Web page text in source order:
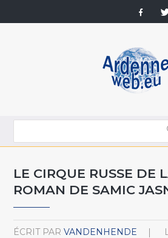
LE CIRQUE RUSSE DE
ROMAN DE SAMIC
ÉCRIT PAR VANDENHENDE